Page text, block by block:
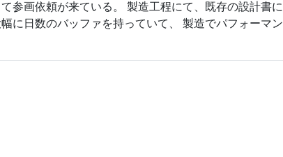
参画依頼が来ている。 製造工程にて、既存の設計書に
に日数のバッファを持っていて、 製造でパフォーマン